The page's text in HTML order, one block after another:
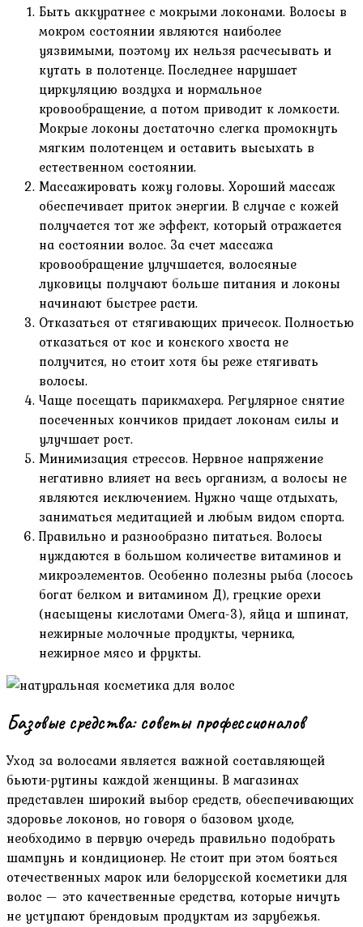
Быть аккуратнее с мокрыми локонами. Волосы в
мокром состоянии являются наиболее
уязвимыми, поэтому их нельзя расчесывать и
кутать в полотенце. Последнее нарушает
циркуляцию воздуха и нормальное
кровообращение, а потом приводит к ломкости.
Мокрые локоны достаточно слегка промокнуть
мягким полотенцем и оставить высыхать в
естественном состоянии.
Массажировать кожу головы. Хороший массаж
обеспечивает приток энергии. В случае с кожей
получается тот же эффект, который отражается
на состоянии волос. За счет массажа
кровообращение улучшается, волосяные
луковицы получают больше питания и локоны
начинают быстрее расти.
Отказаться от стягивающих причесок. Полностью
отказаться от кос и конского хвоста не
получится, но стоит хотя бы реже стягивать
волосы.
Чаще посещать парикмахера. Регулярное снятие
посеченных кончиков придает локонам силы и
улучшает рост.
Минимизация стрессов. Нервное напряжение
негативно влияет на весь организм, а волосы не
являются исключением. Нужно чаще отдыхать,
заниматься медитацией и любым видом спорта.
Правильно и разнообразно питаться. Волосы
нуждаются в большом количестве витаминов и
микроэлементов. Особенно полезны рыба (лосось
богат белком и витамином Д), грецкие орехи
(насыщены кислотами Омега-3), яйца и шпинат,
нежирные молочные продукты, черника,
нежирное мясо и фрукты.
Базовые средства: советы профессионалов
Уход за волосами является важной составляющей
бьюти-рутины каждой женщины. В магазинах
представлен широкий выбор средств, обеспечивающих
здоровье локонов, но говоря о базовом уходе,
необходимо в первую очередь правильно подобрать
шампунь и кондиционер. Не стоит при этом бояться
отечественных марок или белорусской косметики для
волос — это качественные средства, которые ничуть
не уступают брендовым продуктам из зарубежья.